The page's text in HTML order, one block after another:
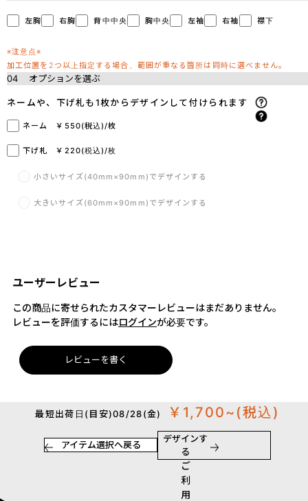
左胸 右胸 背中中央 胸中央 左袖 右袖 襟下
※注意点※
加工位置を2つ以上指定する場合、範囲が重なる箇所は同時に選べません。
04 オプションを選ぶ
ネームや、下げ札も1枚からデザインして付けられます
ネーム ￥550(税込)/枚
下げ札 ￥220(税込)/枚
小さいサイズ(40mm×90mm)でデザインする
大きいサイズ(60mm×90mm)でデザインする
ユーザーレビュー
この商品に寄せられたカスタマーレビューはまだありません。
レビューを評価するにはログインが必要です。
レビューを書く
最短出荷日(目安)08/28(金) ￥1,700~ (税込)
アイテム選択へ戻る
デザインす
る
ご
利
用